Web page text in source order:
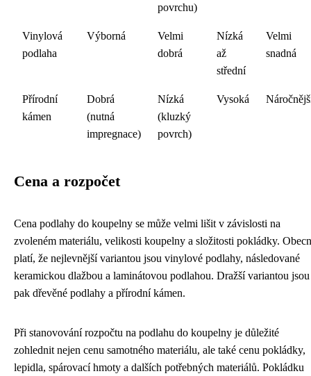
povrchu)
Vinylová
podlaha
Výborná
Velmi
dobrá
Nízká
až
střední
Velmi
snadná
Přírodní
kámen
Dobrá
(nutná
impregnace)
Nízká
(kluzký
povrch)
Vysoká
Cena a rozpočet
Cena podlahy do koupelny se může velmi lišit v závislosti na
zvoleném materiálu, velikosti koupelny a složitosti pokládky.
platí, že nejlevnější variantou jsou vinylové podlahy, následované
keramickou dlažbou a laminátovou podlahou. Dražší variantou jsou
pak dřevěné podlahy a přírodní kámen.
Při stanovování rozpočtu na podlahu do koupelny je důležité
zohlednit nejen cenu samotného materiálu, ale také cenu pokládky,
lepidla, spárovací hmoty a dalších potřebných materiálů. Pokládku